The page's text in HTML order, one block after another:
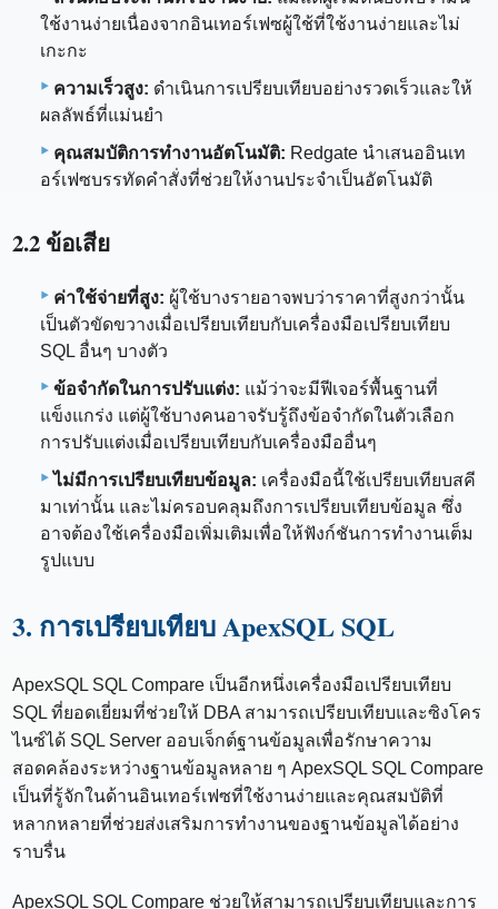
ใช้งานง่ายเนื่องจากอินเทอร์เฟซผู้ใช้ที่ใช้งานง่ายและไม่
เกะกะ
ความเร็วสูง: ดำเนินการเปรียบเทียบอย่างรวดเร็วและให้
ผลลัพธ์ที่แม่นยำ
คุณสมบัติการทำงานอัตโนมัติ: Redgate นำเสนออินเท
อร์เฟซบรรทัดคำสั่งที่ช่วยให้งานประจำเป็นอัตโนมัติ
2.2 ข้อเสีย
ค่าใช้จ่ายที่สูง: ผู้ใช้บางรายอาจพบว่าราคาที่สูงกว่านั้น
เป็นตัวขัดขวางเมื่อเปรียบเทียบกับเครื่องมือเปรียบเทียบ
SQL อื่นๆ บางตัว
ข้อจำกัดในการปรับแต่ง: แม้ว่าจะมีฟีเจอร์พื้นฐานที่
แข็งแกร่ง แต่ผู้ใช้บางคนอาจรับรู้ถึงข้อจำกัดในตัวเลือก
การปรับแต่งเมื่อเปรียบเทียบกับเครื่องมืออื่นๆ
ไม่มีการเปรียบเทียบข้อมูล: เครื่องมือนี้ใช้เปรียบเทียบสคี
มาเท่านั้น และไม่ครอบคลุมถึงการเปรียบเทียบข้อมูล ซึ่ง
อาจต้องใช้เครื่องมือเพิ่มเติมเพื่อให้ฟังก์ชันการทำงานเต็ม
รูปแบบ
3. การเปรียบเทียบ ApexSQL SQL
ApexSQL SQL Compare เป็นอีกหนึ่งเครื่องมือเปรียบเทียบ
SQL ที่ยอดเยี่ยมที่ช่วยให้ DBA สามารถเปรียบเทียบและซิงโคร
ไนซ์ได้ SQL Server ออบเจ็กต์ฐานข้อมูลเพื่อรักษาความ
สอดคล้องระหว่างฐานข้อมูลหลาย ๆ ApexSQL SQL Compare
เป็นที่รู้จักในด้านอินเทอร์เฟซที่ใช้งานง่ายและคุณสมบัติที่
หลากหลายที่ช่วยส่งเสริมการทำงานของฐานข้อมูลได้อย่าง
ราบรื่น
ApexSQL SQL Compare ช่วยให้สามารถเปรียบเทียบและการ